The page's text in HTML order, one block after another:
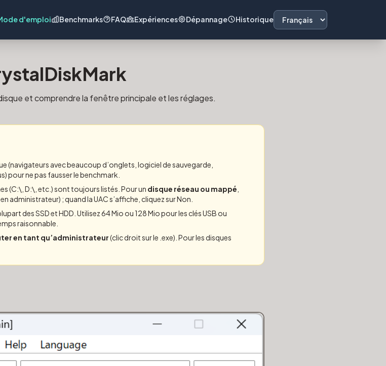
d'emploi Benchmarks FAQ Expériences Dépannage HistoriqueLanguage
et comprendre la fenêtre principale et les réglages.
(navigateurs avec beaucoup d’onglets, logiciel de sauvegarde,
pour ne pas fausser le benchmark.
(C:\, D:\, etc.) sont toujours listés. Pour un disque réseau ou mappé
administrateur) ; quand la UAC s’affiche, cliquez sur Non.
des SSD et HDD. Utilisez 64 Mio ou 128 Mio pour les clés USB ou
raisonnable.
en tant qu’administrateur(clic droit sur le .exe). Pour les disques